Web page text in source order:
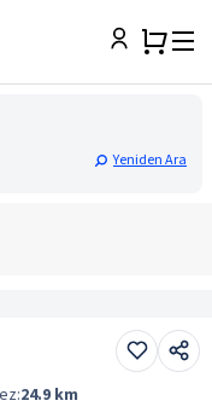
Yeniden Ara
24.9 km